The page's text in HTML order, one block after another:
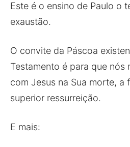
Este é o ensino de Paulo o
exaustão.
O convite da Páscoa
Testamento é para que nós
com Jesus na Sua morte, a
superior ressurreição.
E mais: